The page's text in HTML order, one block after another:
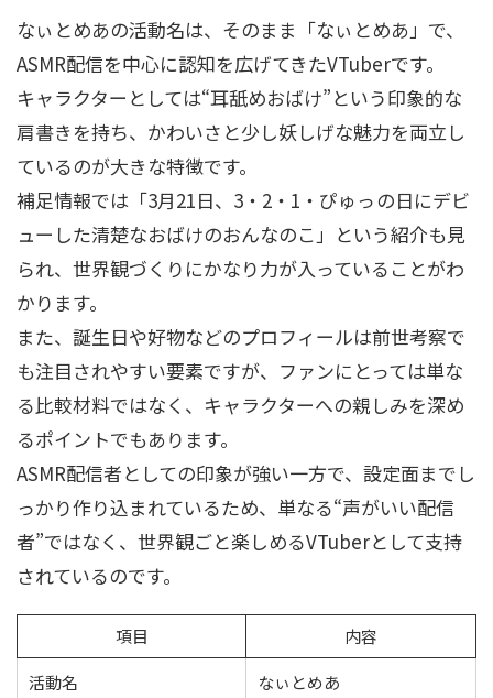
なぃとめあの活動名は、そのまま「なぃとめあ」で、
ASMR配信を中心に認知を広げてきたVTuberです。
キャラクターとしては“耳舐めおばけ”という印象的な
肩書きを持ち、かわいさと少し妖しげな魅力を両立し
ているのが大きな特徴です。
補足情報では「3月21日、3・2・1・ぴゅっの日にデビ
ューした清楚なおばけのおんなのこ」という紹介も見
られ、世界観づくりにかなり力が入っていることがわ
かります。
また、誕生日や好物などのプロフィールは前世考察で
も注目されやすい要素ですが、ファンにとっては単な
る比較材料ではなく、キャラクターへの親しみを深め
るポイントでもあります。
ASMR配信者としての印象が強い一方で、設定面までし
っかり作り込まれているため、単なる“声がいい配信
者”ではなく、世界観ごと楽しめるVTuberとして支持
されているのです。
項目
内容
活動名
なぃとめあ